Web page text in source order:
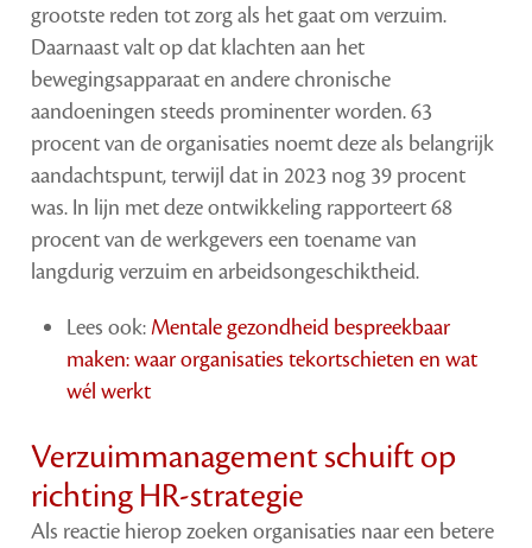
grootste reden tot zorg als het gaat om verzuim.
Daarnaast valt op dat klachten aan het
bewegingsapparaat en andere chronische
aandoeningen steeds prominenter worden. 63
procent van de organisaties noemt deze als belangrijk
aandachtspunt, terwijl dat in 2023 nog 39 procent
was. In lijn met deze ontwikkeling rapporteert 68
procent van de werkgevers een toename van
langdurig verzuim en arbeidsongeschiktheid.
Lees ook:Mentale gezondheid bespreekbaar
maken: waar organisaties tekortschieten en wat
wél werkt
Verzuimmanagement schuift op
richting HR-strategie
Als reactie hierop zoeken organisaties naar een betere